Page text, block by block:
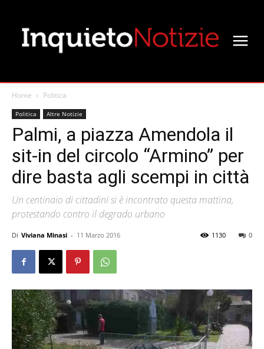
Home Politica
Politica Altre Notizie
Palmi, a piazza Amendola il
sit-in del circolo “Armino” per
dire basta agli scempi in città
Un centinaio di cittadini si è incontrato questa mattina,
protestando contro il degrado urbano
Di Viviana Minasi - 11 Marzo 2016 0
1130